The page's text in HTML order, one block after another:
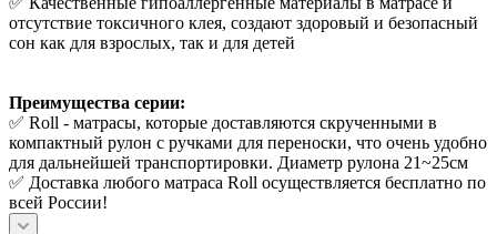
отсутствие токсичного клея, создают здоровый и безопасный
сон как для взрослых, так и для детей
Преимущества серии:
✅ Roll - матрасы, которые доставляются скрученными в
компактный рулон с ручками для переноски, что очень удобно
для дальнейшей транспортировки. Диаметр рулона 21~25см
✅ Доставка любого матраса Roll осуществляется бесплатно по
всей России!